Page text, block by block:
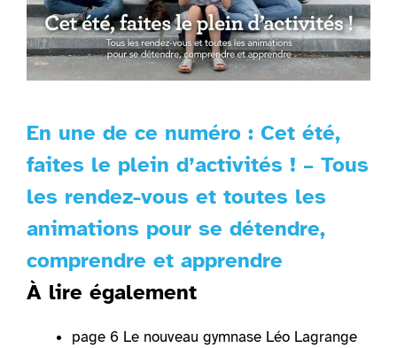
En une de ce numéro : Cet été,
faites le plein d’activités ! – Tous
les rendez-vous et toutes les
animations pour se détendre,
comprendre et apprendre
À lire également
page 6 Le nouveau gymnase Léo Lagrange